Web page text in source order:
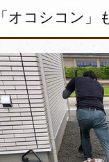
「オコシコン」